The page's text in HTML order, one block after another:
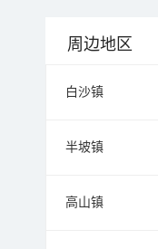
周边地区
白沙镇
半坡镇
高山镇